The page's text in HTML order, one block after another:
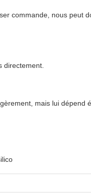
commande, nous peut
directement.
mais lui dépend